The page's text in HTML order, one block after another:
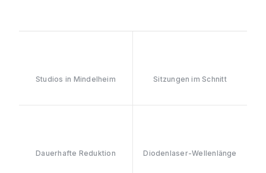
Studios in Mindelheim Sitzungen im Schnitt
Dauerhafte Reduktion Diodenlaser-Wellenlänge